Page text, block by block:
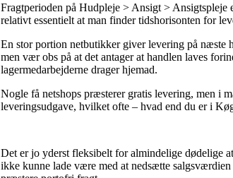
Fragtperioden på Hudpleje > Ansigt > Ansigtspleje
relativt essentielt at man finder tidshorisonten for
En stor portion netbutikker giver levering på næste
men vær obs på at det antager at handlen laves
lagermedarbejderne drager hjemad.
Nogle få netshops præsterer gratis levering, men i
leveringsudgave, hvilket ofte – hvad end du er i
Det er jo yderst fleksibelt for almindelige dødelige
ikke kunne lade være med at nedsætte